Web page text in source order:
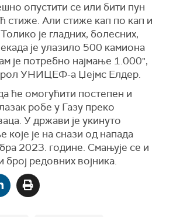
опустити се или бити пун
стиже. Али стиже кап по кап и
је гладних, болесних,
је улазило 500 камиона
је потребно најмање 1.000",
УНИЦЕФ-а Џејмс Елдер.
ће омогућити постепен и
робе у Газу преко
У држави је укинуто
које је на снази од напада
2023. године. Смањује се и
редовних војника.